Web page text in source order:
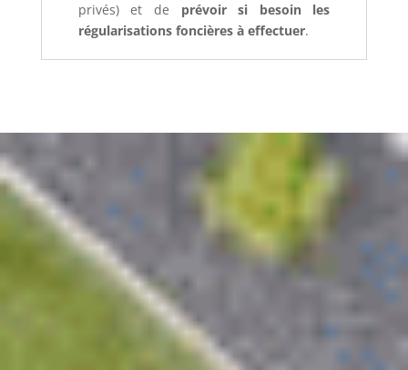
privés) et de prévoir si besoin les
régularisations foncières à effectuer.